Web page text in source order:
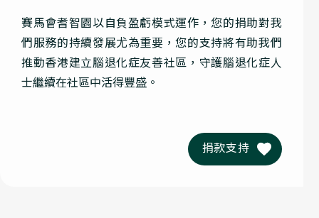
賽馬會耆智園以自負盈虧模式運作，您的捐助對我
們服務的持續發展尤為重要，您的支持將有助我們
推動香港建立腦退化症友善社區，守護腦退化症人
士繼續在社區中活得豐盛。
捐款支持